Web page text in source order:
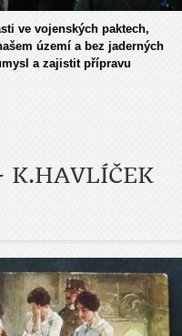
ve vojenských paktech,
území a bez jaderných
a zajistit přípravu
K.HAVLÍČEK